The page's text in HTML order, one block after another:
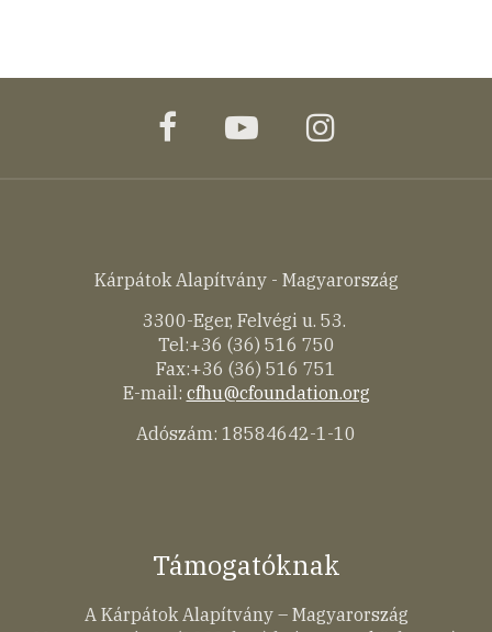
facebookyoutubeinstagram
Kárpátok Alapítvány - Magyarország
3300-Eger, Felvégi u. 53.
Tel:+36 (36) 516 750
Fax:+36 (36) 516 751
E-mail: cfhu@cfoundation.org
Adószám: 18584642-1-10
Támogatóknak
A Kárpátok Alapítvány – Magyarország